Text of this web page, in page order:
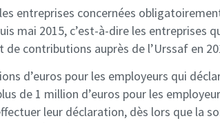
entreprises concernées
mai 2015, c’est-à-dire les entreprises
contributions auprès de l’Urssaf en
d’euros pour les employeurs qui
de 1 million d’euros pour les
leur déclaration, dès lors que la